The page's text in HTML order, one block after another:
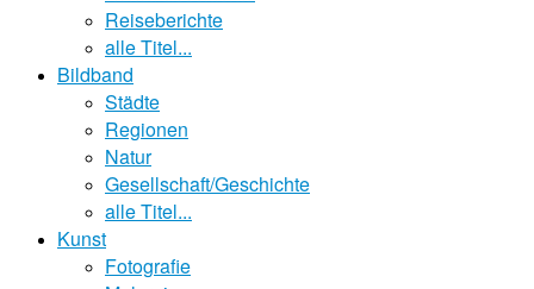
Reiseberichte
alle Titel...
Bildband
Städte
Regionen
Natur
Gesellschaft/Geschichte
alle Titel...
Kunst
Fotografie